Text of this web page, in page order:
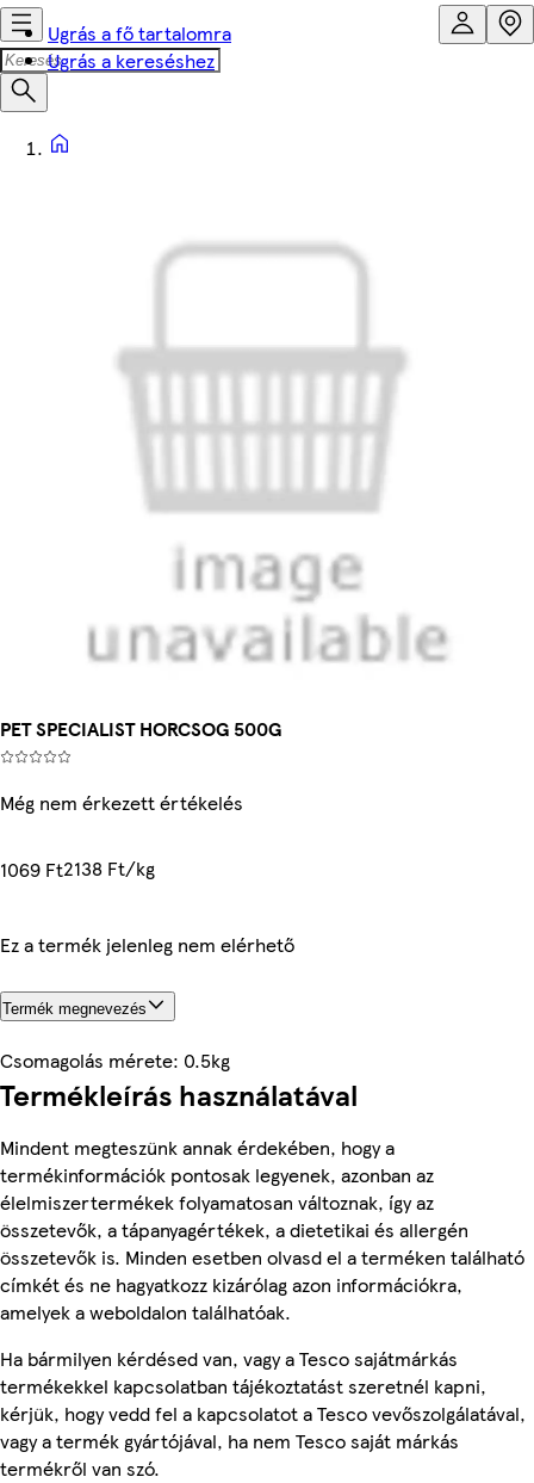
Ugrás a fő tartalomra
Ugrás a kereséshez
PET SPECIALIST HORCSOG 500G
Még nem érkezett értékelés
1069 Ft2138 Ft/kg
Ez a termék jelenleg nem elérhető
Termék megnevezés
Csomagolás mérete: 0.5kg
Termékleírás használatával
Mindent megteszünk annak érdekében, hogy a
termékinformációk pontosak legyenek, azonban az
élelmiszertermékek folyamatosan változnak, így az
összetevők, a tápanyagértékek, a dietetikai és allergén
összetevők is. Minden esetben olvasd el a terméken található
címkét és ne hagyatkozz kizárólag azon információkra,
amelyek a weboldalon találhatóak.
Ha bármilyen kérdésed van, vagy a Tesco sajátmárkás
termékekkel kapcsolatban tájékoztatást szeretnél kapni,
kérjük, hogy vedd fel a kapcsolatot a Tesco vevőszolgálatával,
vagy a termék gyártójával, ha nem Tesco saját márkás
termékről van szó.